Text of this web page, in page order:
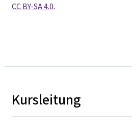
CC BY-SA 4.0.
Kursleitung